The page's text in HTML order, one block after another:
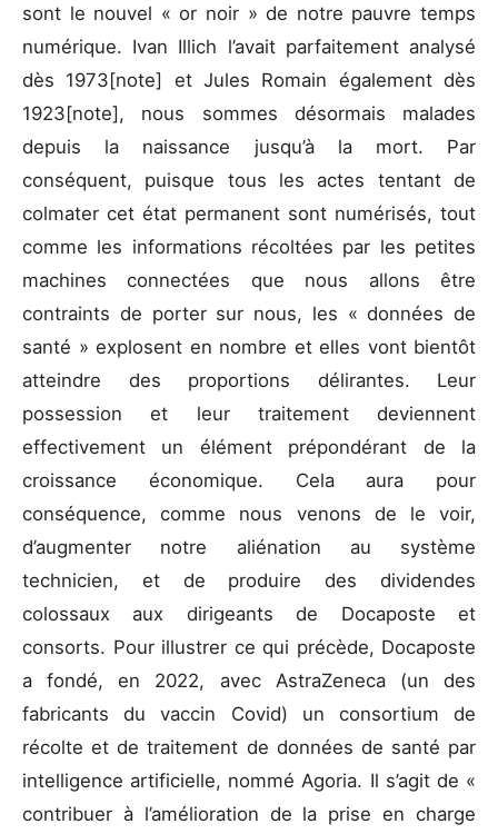
sont le nouvel « or noir » de notre pauvre temps
numérique. Ivan Illich l’avait parfaitement analysé
dès 1973[note] et Jules Romain également dès
1923[note], nous sommes désormais malades
depuis la naissance jusqu’à la mort. Par
conséquent, puisque tous les actes tentant de
colmater cet état permanent sont numérisés, tout
comme les informations récoltées par les petites
machines connectées que nous allons être
contraints de porter sur nous, les « données de
santé » explosent en nombre et elles vont bientôt
atteindre des proportions délirantes. Leur
possession et leur traitement deviennent
effectivement un élément prépondérant de la
croissance économique. Cela aura pour
conséquence, comme nous venons de le voir,
d’augmenter notre aliénation au système
technicien, et de produire des dividendes
colossaux aux dirigeants de Docaposte et
consorts. Pour illustrer ce qui précède, Docaposte
a fondé, en 2022, avec AstraZeneca (un des
fabricants du vaccin Covid) un consortium de
récolte et de traitement de données de santé par
intelligence artificielle, nommé Agoria. Il s’agit de «
contribuer à l’amélioration de la prise en charge